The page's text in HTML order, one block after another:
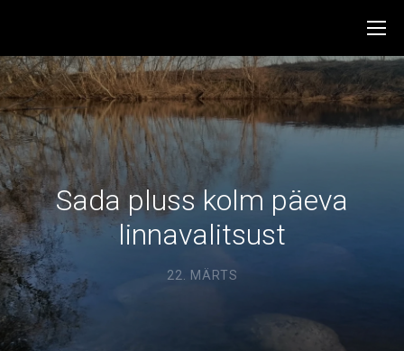
Sada pluss kolm päeva
linnavalitsust
22. MÄRTS